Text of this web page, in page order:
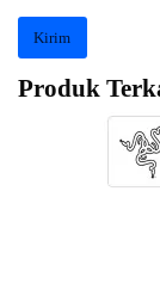
Produk